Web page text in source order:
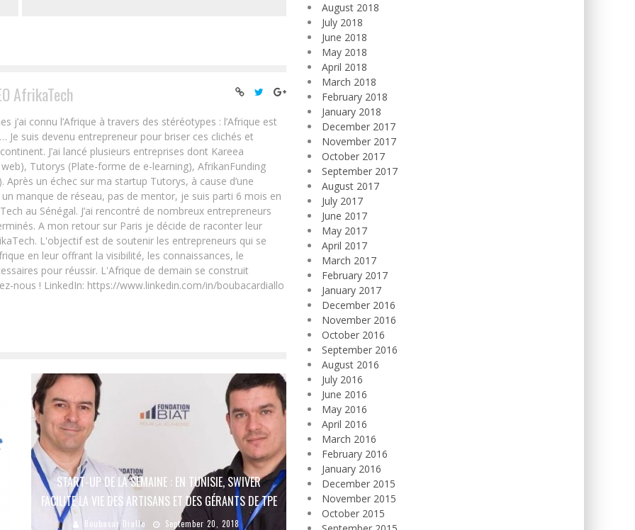
AfrikaTech
j’ai connu l’Afrique à travers des stéréotypes : l’Afrique est
Je suis devenu entrepreneur pour briser ces clichés et
J’ai lancé plusieurs entreprises dont Kareea
Tutorys (Plate-forme de e-learning), AfrikanFunding
un échec sur ma startup Tutorys, à cause d’une
manque de réseau, pas de mentor, je suis parti 6 mois en
au Sénégal. J’ai rencontré de nombreux entrepreneurs
A mon retour sur Paris je décide de raconter leur
L'objectif est de soutenir les entrepreneurs qui se
en leur offrant la visibilité, les connaissances, le
pour réussir. L'Afrique de demain se construit
nous ! LinkedIn: https://www.linkedin.com/in/boubacardiallo
START-UP DE LA SEMAINE : EN TUNISIE, SWIVER
FACILITE LA VIE DES ARTISANS ET DES GÉRANTS DE TPE
Boubacar Diallo September 20, 2018
August 2018
July 2018
June 2018
May 2018
April 2018
March 2018
February 2018
January 2018
December 2017
November 2017
October 2017
September 2017
August 2017
July 2017
June 2017
May 2017
April 2017
March 2017
February 2017
January 2017
December 2016
November 2016
October 2016
September 2016
August 2016
July 2016
June 2016
May 2016
April 2016
March 2016
February 2016
January 2016
December 2015
November 2015
October 2015